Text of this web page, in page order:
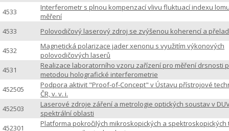
4533
Interferometr s plnou kompenzací vlivu fluktuací indexu
měření
4533
Polovodičový laserový zdroj se zvýšenou koherencí a
4532
Magnetická polarizace jader xenonu s využitím výkonových
polovodičových laserů
4531
Realizace laboratorního vzoru zařízení pro měření drsnosti
metodou holografické interferometrie
452505
Podpora aktivit "Proof-of-Concept" v Ústavu přístrojové
ČR, v. v. i.
452503
Laserové zdroje záření a metrologie optických soustav v
spektrální oblasti
452301
Platforma pokročilých mikroskopických a spektroskopických